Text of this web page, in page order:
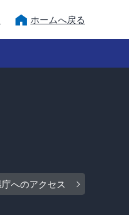
ホームへ戻る
庁へのアクセス